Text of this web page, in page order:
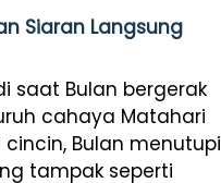
Siaran Langsung
saat Bulan bergerak
cahaya Matahari
Bulan menutupi
tampak seperti